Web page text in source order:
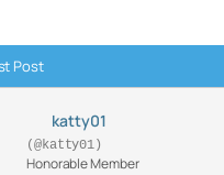
Post
katty01
(@katty01)
Honorable Member